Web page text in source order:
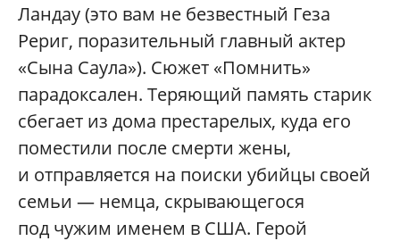
Ландау (это вам не безвестный Геза
Рериг, поразительный главный актер
«Сына Саула»). Сюжет «Помнить»
парадоксален. Теряющий память старик
сбегает из дома престарелых, куда его
поместили после смерти жены,
и отправляется на поиски убийцы своей
семьи — немца, скрывающегося
под чужим именем в США. Герой